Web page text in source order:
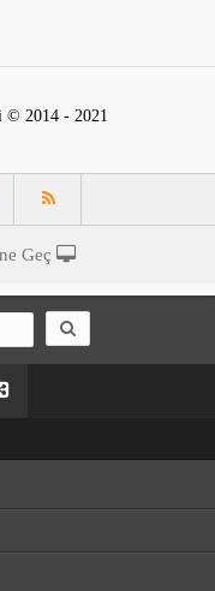
© 2014 - 2021
Geç